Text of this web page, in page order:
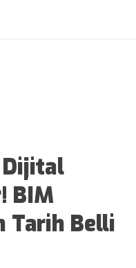
Dijital
BIM
Tarih Belli